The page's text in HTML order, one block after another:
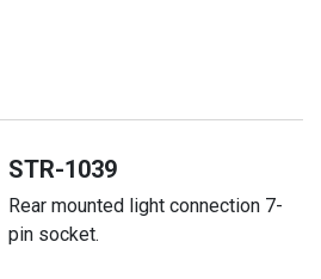
STR-1039
Rear mounted light connection 7-
pin socket.